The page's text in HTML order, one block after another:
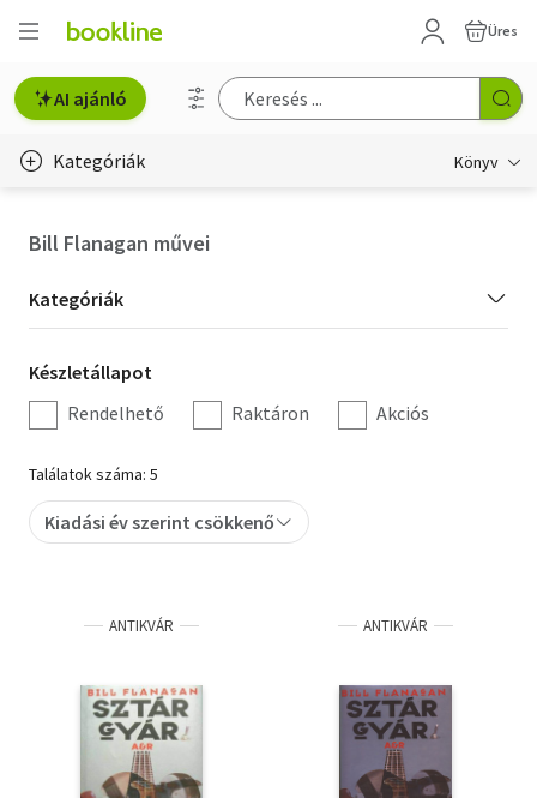
Üres
AI ajánló
Kategóriák Könyv
Hobbi, szabadidő
Irodalom
Művészet
Szakkönyv
Tankönyv, segédkönyv
Társadalomtudomány
Természettudomány
Történelem
Bill Flanagan művei
Kategória
szűrés
Kategóriák
Készletállapot
szűrés
Készletállapot
Rendelhető
Raktáron Akciós
Találatok száma: 5
Kiadási év szerint csökkenő
ANTIKVÁR ANTIKVÁR